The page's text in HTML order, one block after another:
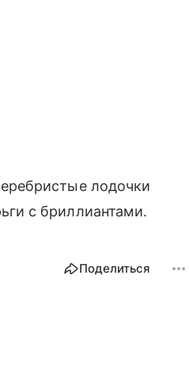
лодочки
с бриллиантами.
Поделиться